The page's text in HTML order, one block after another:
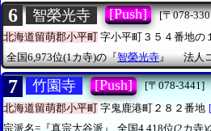
6 智榮光寺 [Push]
[〒078-
北海道留萌郡小平町 字小平町３５４番地の
全国6,973位(1カ寺)の『智榮光寺』 法人
7 竹園寺 [Push]
[〒078-3441]
北海道留萌郡小平町 字鬼鹿港町２８２番地
宗派名=『真宗大谷派』
全国4,418位(2カ寺)